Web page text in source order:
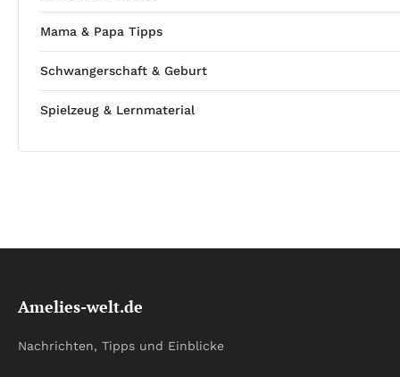
Mama & Papa Tipps
Schwangerschaft & Geburt
Spielzeug & Lernmaterial
Amelies-welt.de
Nachrichten, Tipps und Einblicke